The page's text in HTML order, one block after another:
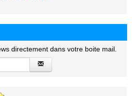
directement dans votre boite mail.